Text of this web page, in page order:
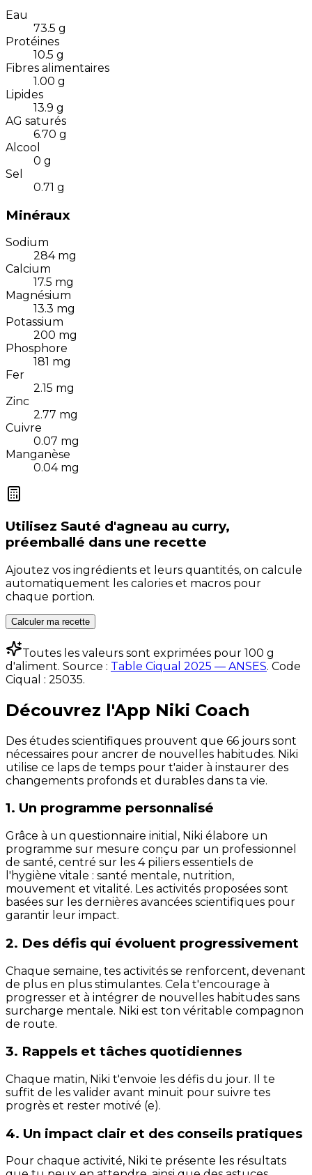
Eau
73.5 g
Protéines
10.5 g
Fibres alimentaires
1.00 g
Lipides
13.9 g
AG saturés
6.70 g
Alcool
0 g
Sel
0.71 g
Minéraux
Sodium
284 mg
Calcium
17.5 mg
Magnésium
13.3 mg
Potassium
200 mg
Phosphore
181 mg
Fer
2.15 mg
Zinc
2.77 mg
Cuivre
0.07 mg
Manganèse
0.04 mg
Utilisez Sauté d'agneau au curry,
préemballé dans une recette
Ajoutez vos ingrédients et leurs quantités, on calcule
automatiquement les calories et macros pour
chaque portion.
Calculer ma recette
Toutes les valeurs sont exprimées pour 100 g
d'aliment. Source : Table Ciqual 2025 — ANSES. Code
Ciqual : 25035.
Découvrez l'App Niki Coach
Des études scientifiques prouvent que 66 jours sont
nécessaires pour ancrer de nouvelles habitudes. Niki
utilise ce laps de temps pour t'aider à instaurer des
changements profonds et durables dans ta vie.
1. Un programme personnalisé
Grâce à un questionnaire initial, Niki élabore un
programme sur mesure conçu par un professionnel
de santé, centré sur les 4 piliers essentiels de
l'hygiène vitale : santé mentale, nutrition,
mouvement et vitalité. Les activités proposées sont
basées sur les dernières avancées scientifiques pour
garantir leur impact.
2. Des défis qui évoluent progressivement
Chaque semaine, tes activités se renforcent, devenant
de plus en plus stimulantes. Cela t'encourage à
progresser et à intégrer de nouvelles habitudes sans
surcharge mentale. Niki est ton véritable compagnon
de route.
3. Rappels et tâches quotidiennes
Chaque matin, Niki t'envoie les défis du jour. Il te
suffit de les valider avant minuit pour suivre tes
progrès et rester motivé (e).
4. Un impact clair et des conseils pratiques
Pour chaque activité, Niki te présente les résultats